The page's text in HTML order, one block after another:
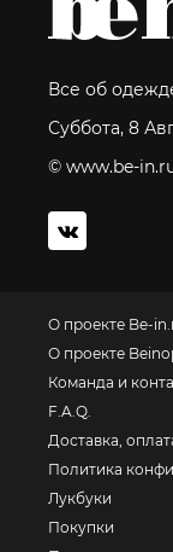
Все об
Суббота, 8
© www.be-
О проекте Be-
О проекте
Команда и
F.A.Q.
Доставка,
Политика
Лукбуки
Покупки